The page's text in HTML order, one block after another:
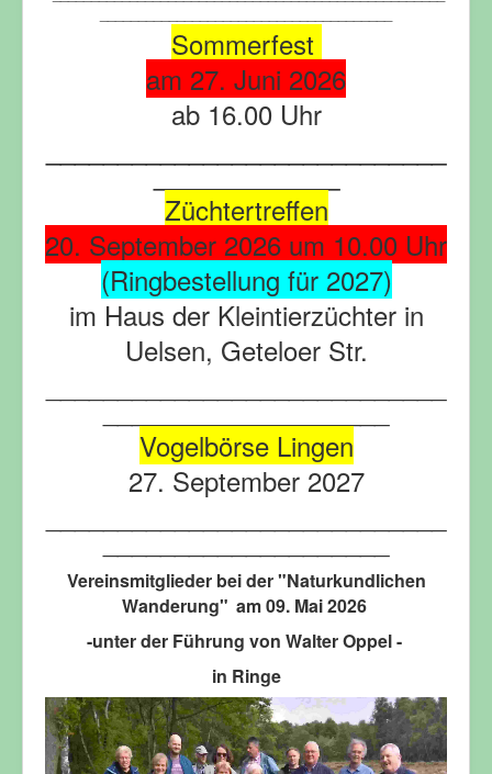
Sommerfest
am 27. Juni 2026
ab 16.00 Uhr
_____________
Züchtertreffen
20. September 2026 um 10.00 Uhr
(Ringbestellung für 2027)
im Haus der Kleintierzüchter in
Uelsen, Geteloer Str.
____________________
Vogelbörse Lingen
27. September 2027
____________________
Vereinsmitglieder bei der "Naturkundlichen
Wanderung" am 09. Mai 2026
-unter der Führung von Walter Oppel -
in Ringe